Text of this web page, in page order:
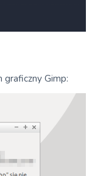
Gimp: